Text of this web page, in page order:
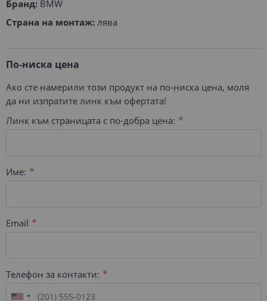
Бранд: BMW
Страна на монтаж: лява
По-ниска цена
Ако сте намерили този продукт на по-ниска цена, моля
да ни изпратите линк към офертата!
Линк към страницата с по-добра цена:
Име:
Email
Телефон за контакти: